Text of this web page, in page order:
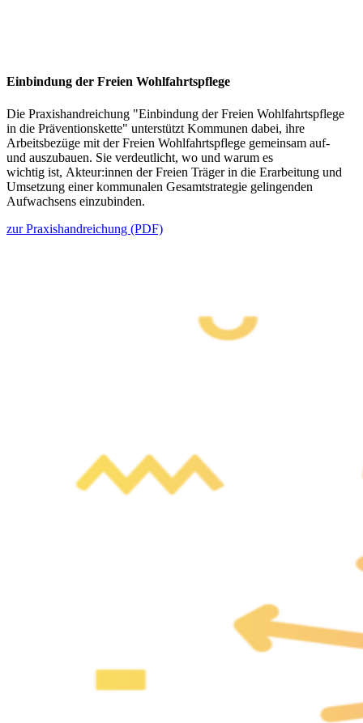
Einbindung der Freien Wohlfahrtspflege
Die Praxishandreichung "Einbindung der Freien Wohlfahrtspflege
in die Präventionskette" unterstützt Kommunen dabei, ihre
Arbeitsbezüge mit der Freien Wohlfahrtspflege gemeinsam auf-
und auszubauen. Sie verdeutlicht, wo und warum es
wichtig ist, Akteur:innen der Freien Träger in die Erarbeitung und
Umsetzung einer kommunalen Gesamtstrategie gelingenden
Aufwachsens einzubinden.
zur Praxishandreichung (PDF)